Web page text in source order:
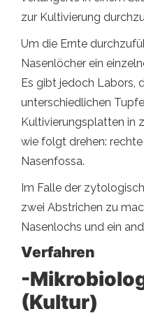
zur Kultivierung
Um die Ernte
Nasenlöcher ein
Es gibt jedoch Labors,
unterschiedlichen
Kultivierungsplatten in
wie folgt drehen:
Nasenfossa.
Im Falle der
zwei Abstrichen zu
Nasenlochs und ein
Verfahren
-
(Kultur)